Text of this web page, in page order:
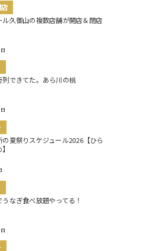
ル久御山の複数店舗が開店＆閉店
列できてた。あら川の桃
の夏祭りスケジュール2026【ひら
なぎ食べ放題やってる！